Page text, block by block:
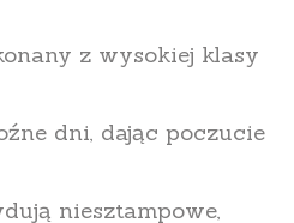
z wysokiej klasy
dni, dając poczucie
niesztampowe,